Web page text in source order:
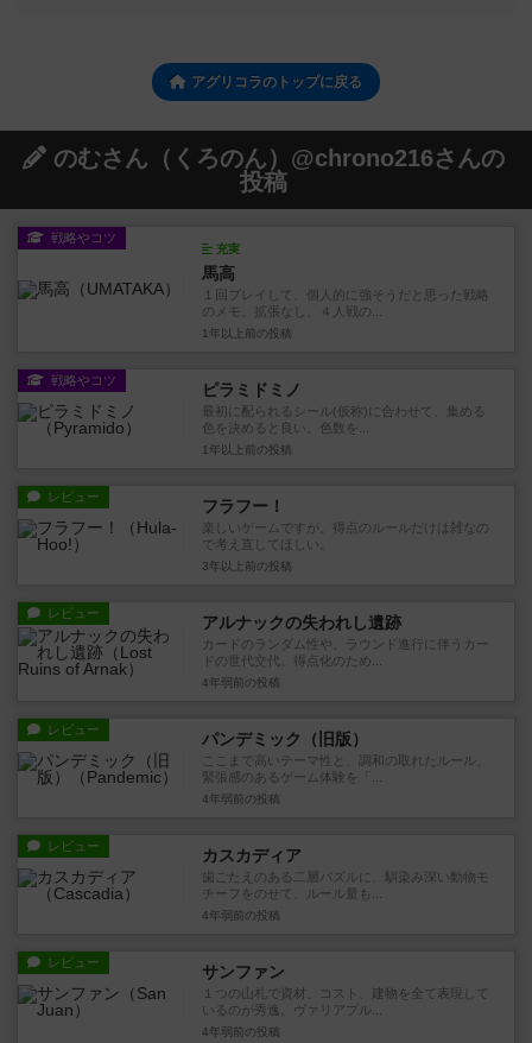
アグリコラのトップに戻る
のむさん（くろのん）@chrono216さんの
投稿
戦略やコツ
充実
馬高
１回プレイして、個人的に強そうだと思った戦略
のメモ。拡張なし、４人戦の...
1年以上前 の投稿
戦略やコツ ピラミドミノ
最初に配られるシール(仮称)に合わせて、集める
色を決めると良い。色数を...
1年以上前 の投稿
レビュー フラフー！
楽しいゲームですが。得点のルールだけは雑なの
で考え直してほしい。
3年以上前 の投稿
レビュー アルナックの失われし遺跡
カードのランダム性や、ラウンド進行に伴うカー
ドの世代交代、得点化のため...
4年弱前 の投稿
レビュー パンデミック（旧版）
ここまで高いテーマ性と、調和の取れたルール、
緊張感のあるゲーム体験を「...
4年弱前 の投稿
レビュー カスカディア
歯ごたえのある二層パズルに、馴染み深い動物モ
チーフをのせて、ルール量も...
4年弱前 の投稿
レビュー サンファン
１つの山札で資材、コスト、建物を全て表現して
いるのが秀逸。ヴァリアブル...
4年弱前 の投稿